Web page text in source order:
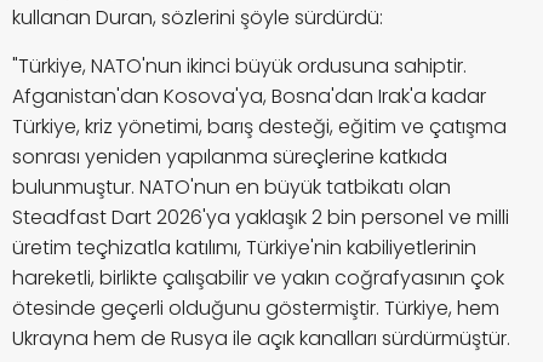
kullanan Duran, sözlerini şöyle sürdürdü:
"Türkiye, NATO'nun ikinci büyük ordusuna sahiptir.
Afganistan'dan Kosova'ya, Bosna'dan Irak'a kadar
Türkiye, kriz yönetimi, barış desteği, eğitim ve çatışma
sonrası yeniden yapılanma süreçlerine katkıda
bulunmuştur. NATO'nun en büyük tatbikatı olan
Steadfast Dart 2026'ya yaklaşık 2 bin personel ve milli
üretim teçhizatla katılımı, Türkiye'nin kabiliyetlerinin
hareketli, birlikte çalışabilir ve yakın coğrafyasının çok
ötesinde geçerli olduğunu göstermiştir. Türkiye, hem
Ukrayna hem de Rusya ile açık kanalları sürdürmüştür.